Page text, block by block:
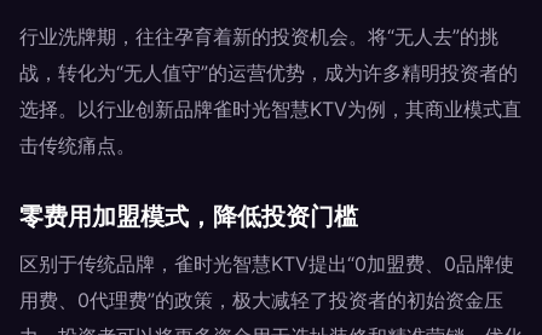
行业洗牌期，往往孕育着新的投资机会。将“无人去”的挑
战，转化为“无人值守”的运营优势，成为许多精明投资者的
选择。以行业创新品牌雀时光智慧KTV为例，其商业模式直
击传统痛点。
零费用加盟模式，降低投资门槛
区别于传统品牌，雀时光智慧KTV提出“0加盟费、0品牌使
用费、0代理费”的政策，极大减轻了投资者的初始资金压